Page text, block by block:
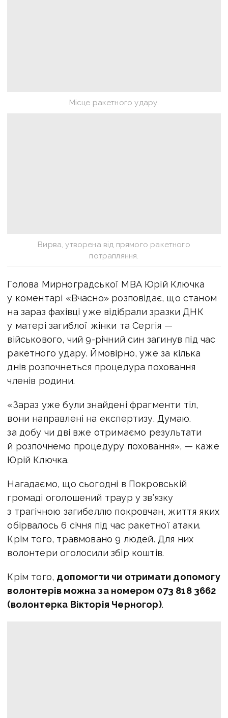
Місце ракетного удару.
Вирва, утворена від прямого ракетного
потрапляння.
Голова Мирноградської МВА Юрій Ключка
у коментарі «Вчасно» розповідає, що станом
на зараз фахівці уже відібрали зразки ДНК
у матері загиблої жінки та Сергія —
військового, чий 9-річний син загинув під час
ракетного удару. Ймовірно, уже за кілька
днів розпочнеться процедура поховання
членів родини.
«Зараз уже були знайдені фрагменти тіл,
вони направлені на експертизу. Думаю.
за добу чи дві вже отримаємо результати
й розпочнемо процедуру поховання», — каже
Юрій Ключка.
Нагадаємо, що сьогодні в Покровській
громаді оголошений траур у зв’язку
з трагічною загибеллю покровчан, життя яких
обірвалось 6 січня під час ракетної атаки.
Крім того, травмовано 9 людей. Для них
волонтери оголосили збір коштів.
Крім того, допомогти чи отримати допомогу
волонтерів можна за номером 073 818 3662
(волонтерка Вікторія Черногор).